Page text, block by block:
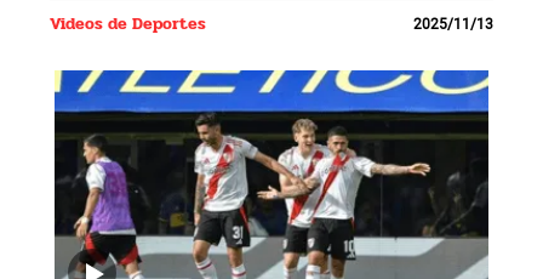
Videos de Deportes 2025/11/13